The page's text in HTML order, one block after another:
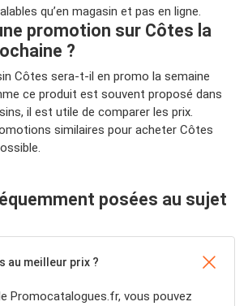
qu’en magasin et pas en ligne.
promotion sur Côtes la
?
Côtes sera-t-il en promo la semaine
ce produit est souvent proposé dans
il est utile de comparer les prix.
similaires pour acheter Côtes
posées au sujet
au meilleur prix ?
Promocatalogues.fr, vous pouvez